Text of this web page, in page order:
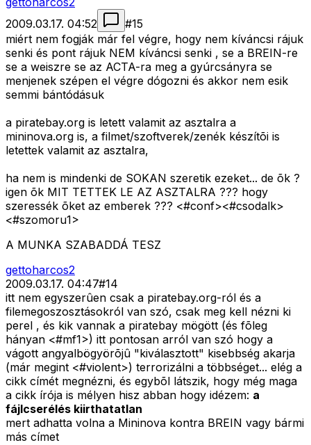
2009.03.17. 04:52
#15
miért nem fogják már fel végre, hogy nem kíváncsi rájuk
senki és pont rájuk NEM kíváncsi senki , se a BREIN-re
se a weiszre se az ACTA-ra meg a gyúrcsányra se
menjenek szépen el végre dógozni és akkor nem esik
semmi bántódásuk
a piratebay.org is letett valamit az asztalra a
mininova.org is, a filmet/szoftverek/zenék készítõi is
letettek valamit az asztalra,
ha nem is mindenki de SOKAN szeretik ezeket... de õk ?
igen õk MIT TETTEK LE AZ ASZTALRA ??? hogy
szeressék õket az emberek ??? <#conf><#csodalk>
<#szomoru1>
A MUNKA SZABADDÁ TESZ
gettoharcos2
2009.03.17. 04:47#14
itt nem egyszerûen csak a piratebay.org-ról és a
filemegoszosztásokról van szó, csak meg kell nézni ki
perel , és kik vannak a piratebay mögött (és fõleg
hányan <#mf1>) itt pontosan arról van szó hogy a
vágott angyalbögyörõjû "kiválasztott" kisebbség akarja
(már megint <#violent>) terrorizálni a többséget... elég a
cikk címét megnézni, és egybõl látszik, hogy még maga
a cikk írója is mélyen hisz abban hogy idézem: a
fájlcserélés kiirthatatlan
mert adhatta volna a Mininova kontra BREIN vagy bármi
más címet